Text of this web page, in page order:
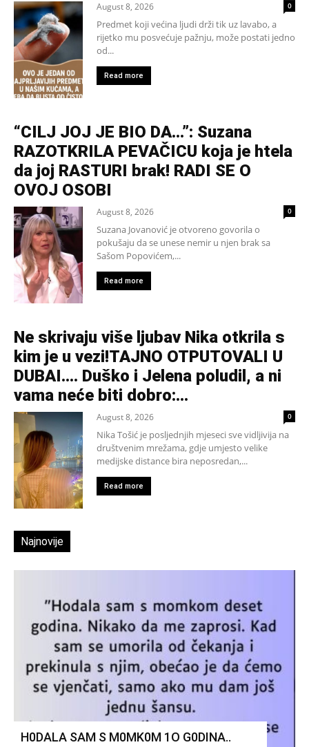
August 8, 2026 0
Predmet koji većina ljudi drži tik uz lavabo, a
rijetko mu posvećuje pažnju, može postati jedno
od...
Read more
“CILJ JOJ JE BIO DA…”: Suzana
RAZOTKRILA PEVAČICU koja je htela
da joj RASTURI brak! RADI SE O
OVOJ OSOBI
August 8, 2026 0
Suzana Jovanović je otvoreno govorila o
pokušaju da se unese nemir u njen brak sa
Sašom Popovićem,...
Read more
Ne skrivaju više ljubav Nika otkrila s
kim je u vezi!TAJNO OTPUTOVALI U
DUBAI…. Duško i Jelena poludil, a ni
vama neće biti dobro:...
August 8, 2026 0
Nika Tošić je posljednjih mjeseci sve vidljivija na
društvenim mrežama, gdje umjesto velike
medijske distance bira neposredan,...
Read more
Najnovije
H0DALA SAM S M0MK0M 1O G0DINA..